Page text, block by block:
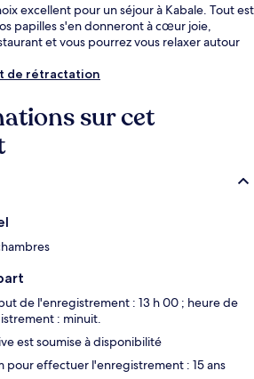
excellent pour un séjour à Kabale. Tout est
papilles s'en donneront à cœur joie,
et vous pourrez vous relaxer autour
de rétractation
sur cet
de l'enregistrement : 13 h 00 ; heure de
: minuit.
est soumise à disponibilité
pour effectuer l'enregistrement : 15 ans